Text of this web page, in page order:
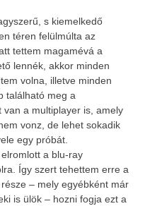
s kiemelkedő
téren felülmúlta az
tettem magamévá a
lennék, akkor minden
volna, illetve minden
található meg a
a multiplayer is, amely
vonz, de lehet sokadik
egy próbát.
a blu-ray
Így szert tehettem erre a
– mely egyébként már
is ülök – hozni fogja ezt a